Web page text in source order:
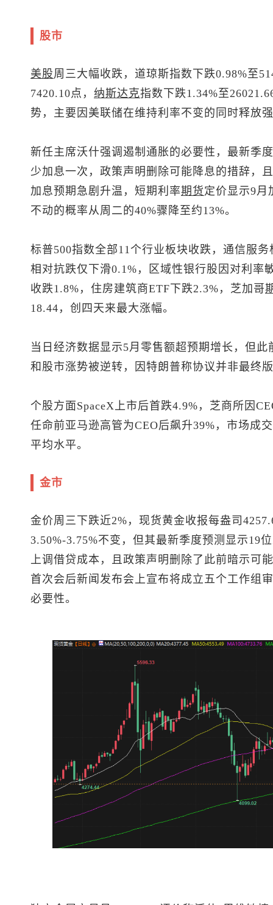
股市
美股周三大幅收跌，道琼斯指数下跌0.98%至
7420.10点， 纳斯达克指数下跌1.34%至
势，主要因美联储在维持利率不变的同时释放
新任主席沃什强调遏制通胀的必要性，最新季
少加息一次，政策声明删除可能降息的措辞，
加息预期急剧升温，短期利率期货定价显示9月
不动的概率从周二的40%骤降至约13%。
标普500指数全部11个行业板块收跌，通信服
相对抗跌仅下滑0.1%，区域性银行股因对利率
收跌1.8%，住房建筑商ETF下跌2.3%，芝加哥
18.44，创四天来最大涨幅。
当日经济数据显示5月零售额超预期增长，但
和股市涨势被逆转，因特朗普称协议并非最终
个股方面SpaceX上市后首跌4.9%，芝商所因
任命前亚马逊高管为CEO后飙升39%，市场成
平均水平。
金市
金价周三下跌近2%， 现货黄金收报每盎司
3.50%-3.75%不变，但其最新季度预测显示19
上调借贷成本，且政策声明删除了此前暗示可
首次会后新闻发布会上宣布将成立五个工作组
必要性。